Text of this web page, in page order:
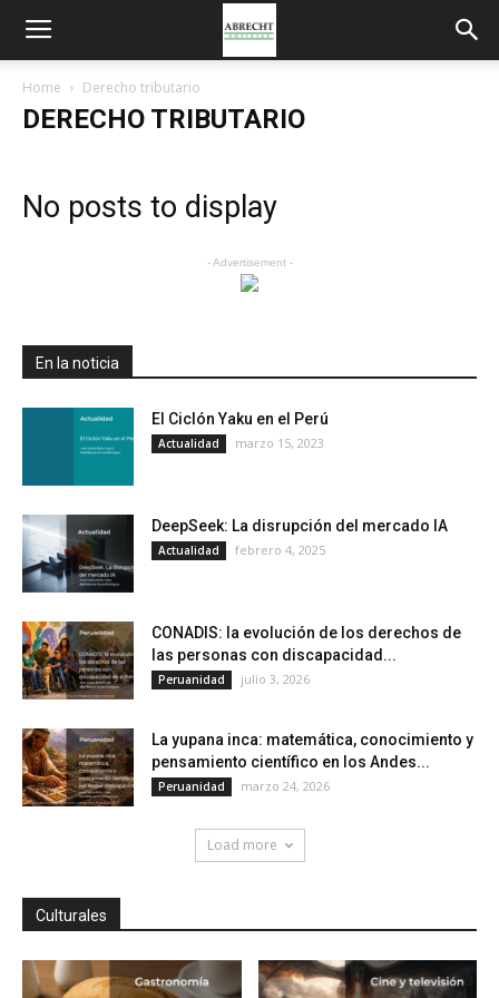
Home Derecho tributario
DERECHO TRIBUTARIO
No posts to display
- Advertisement -
En la noticia
El Ciclón Yaku en el Perú
Actualidad marzo 15, 2023
DeepSeek: La disrupción del mercado IA
Actualidad febrero 4, 2025
CONADIS: la evolución de los derechos de
las personas con discapacidad...
Peruanidad julio 3, 2026
La yupana inca: matemática, conocimiento y
pensamiento científico en los Andes...
Peruanidad marzo 24, 2026
Load more
Culturales